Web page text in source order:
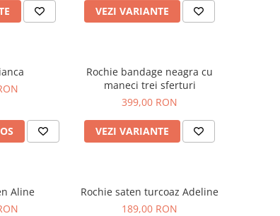
VEZI VARIANTE
Rochie bandage neagra cu
maneci trei sferturi
399,00 RON
VEZI VARIANTE
Aline
Rochie saten turcoaz Adeline
189,00 RON